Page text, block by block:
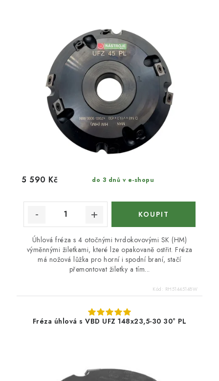
do 3 dnů v e-shopu
5 590 Kč
Úhlová fréza s 4 otočnými tvrdokovovými SK (HM)
výměnnými žiletkami, které lze opakovaně ostřit. Fréza
má nožová lůžka pro horní i spodní braní, stačí
přemontovat žiletky a tím...
Kód: RH51445148W
Fréza úhlová s VBD UFZ 148x23,5-30 30° PL